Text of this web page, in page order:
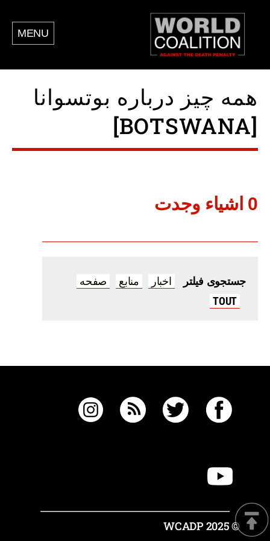
MENU
همه چیز درباره بوتسوانا
[BOTSWANA]
0 اشياء وجدت
جستجوی فیلتر اخبار منابع
صفحه
TOUT
© 2025 WCADP